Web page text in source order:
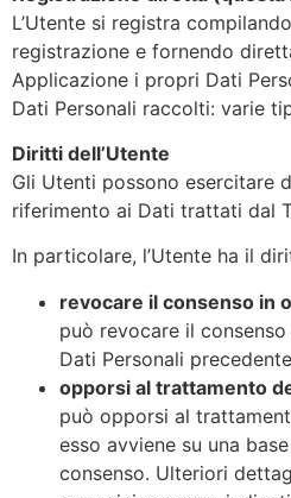
L’Utente si registra
registrazione e fornendo
Applicazione i propri Dati
Dati Personali raccolti: varie
Diritti dell’Utente
Gli Utenti possono esercitare
riferimento ai Dati trattati dal
In particolare, l’Utente ha il
revocare il consenso in
può revocare il
Dati Personali
opporsi al trattamento
può opporsi al
esso avviene su una
consenso. Ulteriori